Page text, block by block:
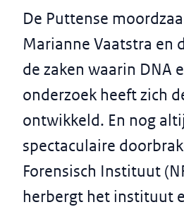
De
een kwart eeuw
26 juli 2024
De Puttense
Marianne Vaatstra en
de zaken waarin DNA
onderzoek heeft zich
ontwikkeld. En nog
spectaculaire
Forensisch Instituut
herbergt het instituut